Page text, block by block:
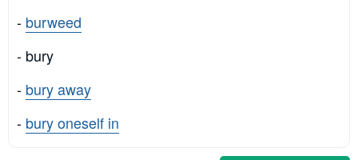
- burweed
- bury
- bury away
- bury oneself in